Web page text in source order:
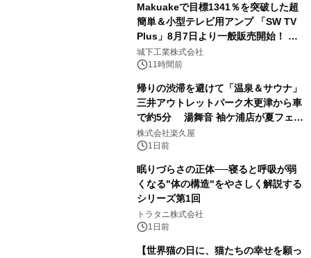
Makuakeで目標1341％を突破した超
簡単＆小型テレビ用アンプ 「SW TV
Plus」8月7日より一般販売開始！ ケ
ーブル1本つなぐだけ、テレビの音が
ぐっと豊かに
城下工業株式会社
11時間前
帰りの渋滞を避けて「温泉＆サウナ」
三井アウトレットパーク木更津から車
で約5分 湯舞音 袖ケ浦店が夏フェア
メニューを提供
株式会社楽久屋
1日前
眠りづらさの正体──寝ると呼吸が弱
くなる"体の構造"をやさしく解説する
シリーズ第1回
トラタニ株式会社
1日前
【世界猫の日に、猫たちの幸せを願っ